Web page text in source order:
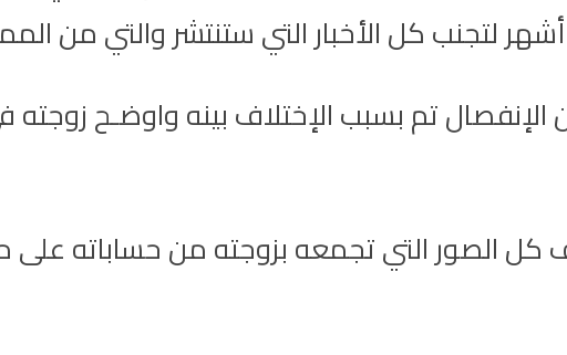
تم بسبب الإختلاف بينه واوضـح
الصور التي تجمعه بزوجته من حساباته على